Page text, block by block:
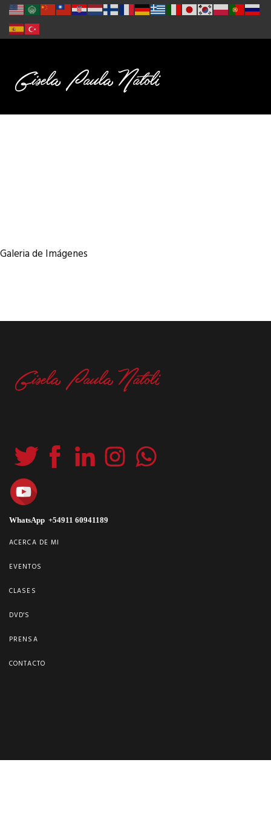
Galeria de Imágenes
WhatsApp +54911 60941189
ACERCA DE MI
EVENTOS
CLASES
DVD'S
PRENSA
CONTACTO